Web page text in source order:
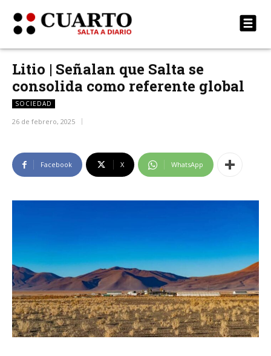
Litio | Señalan que Salta se
consolida como referente global
SOCIEDAD
26 de febrero, 2025
Facebook X WhatsApp